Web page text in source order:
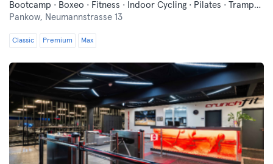
Bootcamp · Boxeo · Fitness · Indoor Cycling · Pilates · Trampolín · Yoga
Pankow, Neumannstrasse 13
Classic Premium Max